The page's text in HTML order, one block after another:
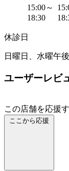
15:00～
18:30
休診日
日曜日、水曜午
ユーザーレビ
この店舗を応援す
ここから応援